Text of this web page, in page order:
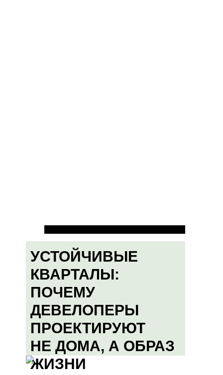
УСТОЙЧИВЫЕ
КВАРТАЛЫ:
ПОЧЕМУ
ДЕВЕЛОПЕРЫ
ПРОЕКТИРУЮТ
НЕ ДОМА, А ОБРАЗ
ЖИЗНИ